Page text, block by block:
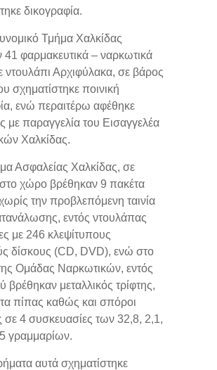
δικογραφία.
Τμήμα Χαλκίδας
41 φαρμακευτικά – ναρκωτικά
ντουλάπι Αρχιφύλακα, σε βάρος
σχηματίστηκε ποινική
ενώ περαιτέρω αφέθηκε
με παραγγελία του Εισαγγελέα
Χαλκίδας.
Ασφαλείας Χαλκίδας, σε
χώρο βρέθηκαν 9 πακέτα
την προβλεπόμενη ταινία
εντός ντουλάπας
με 246 κλεψίτυπους
δίσκους (CD, DVD), ενώ στο
Ομάδας Ναρκωτικών, εντός
βρέθηκαν μεταλλικός τρίφτης,
πίπας καθώς και σπόροι
σε 4 συσκευασίες των 32,8, 2,1,
γραμμαρίων.
αυτά σχηματίστηκε